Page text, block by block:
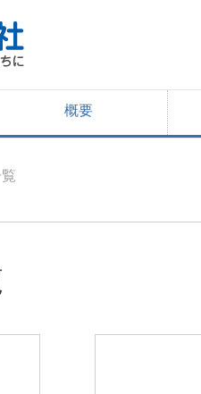
概要